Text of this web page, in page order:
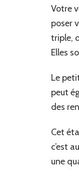
Votre
poser
triple,
Elles
Le
peut
des
Cet
c’est
une